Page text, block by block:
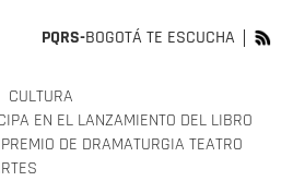
PQRS-BOGOTÁ TE ESCUCHA
CULTURA
EN EL LANZAMIENTO DEL LIBRO
DE DRAMATURGIA TEATRO